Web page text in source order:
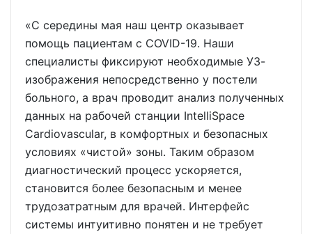
«С середины мая наш центр оказывает
помощь пациентам с COVID-19. Наши
специалисты фиксируют необходимые УЗ-
изображения непосредственно у постели
больного, а врач проводит анализ полученных
данных на рабочей станции IntelliSpace
Cardiovascular, в комфортных и безопасных
условиях «чистой» зоны. Таким образом
диагностический процесс ускоряется,
становится более безопасным и менее
трудозатратным для врачей. Интерфейс
системы интуитивно понятен и не требует